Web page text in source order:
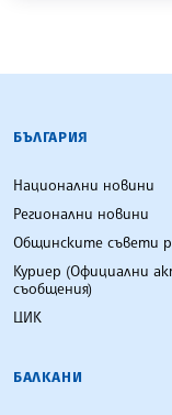
БЪЛГАРСКА
БЪЛГАРИЯ
Национални новини
Регионални новини
Общинските съвети
Куриер (Официални
съобщения)
ЦИК
БАЛКАНИ